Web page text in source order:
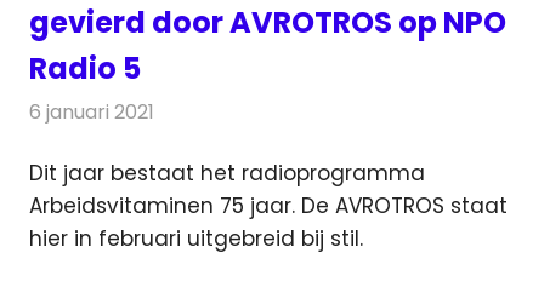
gevierd door AVROTROS op NPO
Radio 5
6 januari 2021
Dit jaar bestaat het radioprogramma
Arbeidsvitaminen 75 jaar. De AVROTROS staat
hier in februari uitgebreid bij stil.